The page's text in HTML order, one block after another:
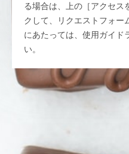
る場合は、上の［アクセス
クして、リクエストフォー
にあたっては、使用ガイド
い。